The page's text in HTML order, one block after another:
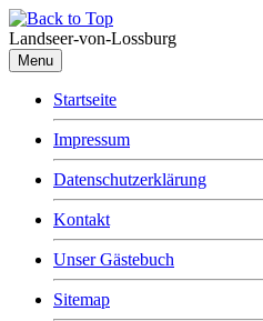
Landseer-von-Lossburg
Menu
Startseite
Impressum
Datenschutzerklärung
Kontakt
Unser Gästebuch
Sitemap